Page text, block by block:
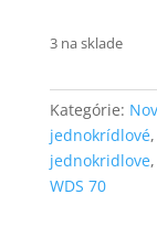
3 na sklade
Kategórie:
jednokrídlové,
jednokridlove,
WDS 70